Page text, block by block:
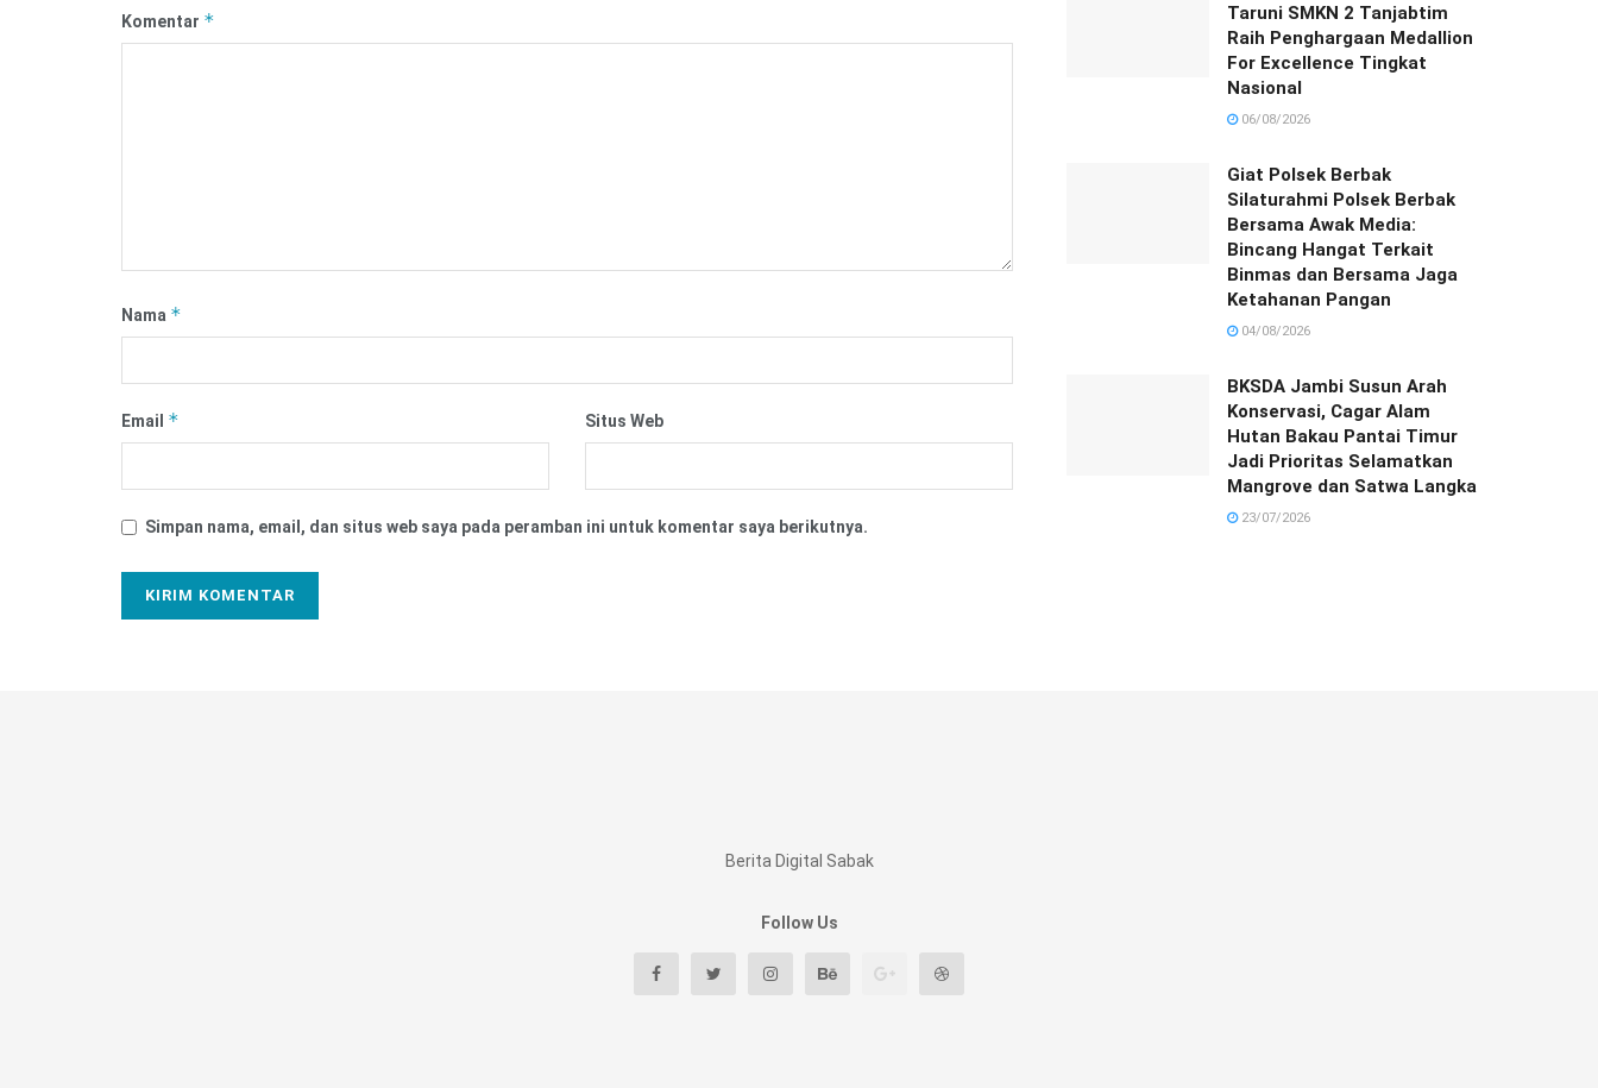
Komentar *
Nama *
Email * Situs Web
Simpan nama, email, dan situs web saya pada peramban ini untuk komentar saya berikutnya.
Taruni SMKN 2 Tanjabtim
Raih Penghargaan Medallion
For Excellence Tingkat
Nasional
06/08/2026
Giat Polsek Berbak
Silaturahmi Polsek Berbak
Bersama Awak Media:
Bincang Hangat Terkait
Binmas dan Bersama Jaga
Ketahanan Pangan
04/08/2026
BKSDA Jambi Susun Arah
Konservasi, Cagar Alam
Hutan Bakau Pantai Timur
Jadi Prioritas Selamatkan
Mangrove dan Satwa Langka
23/07/2026
Berita Digital Sabak
Follow Us